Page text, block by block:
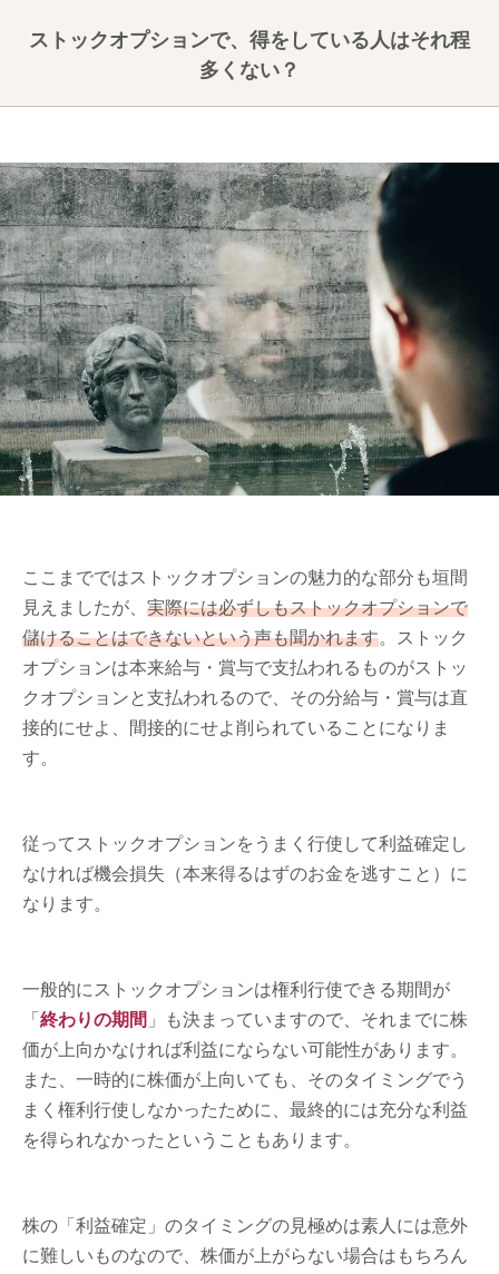
ストックオプションで、得をしている人はそれ程
多くない？
ここまでではストックオプションの魅力的な部分も垣間
見えましたが、 実際には必ずしもストックオプションで
儲けることはできないという声も聞かれます。ストック
オプションは本来給与・賞与で支払われるものがストッ
クオプションと支払われるので、その分給与・賞与は直
接的にせよ、間接的にせよ削られていることになりま
す。
従ってストックオプションをうまく行使して利益確定し
なければ機会損失（本来得るはずのお金を逃すこと）に
なります。
一般的にストックオプションは権利行使できる期間が
「 終わりの期間 」も決まっていますので、それまでに株
価が上向かなければ利益にならない可能性があります。
また、一時的に株価が上向いても、そのタイミングでう
まく権利行使しなかったために、最終的には充分な利益
を得られなかったということもあります。
株の「利益確定」のタイミングの見極めは素人には意外
に難しいものなので、株価が上がらない場合はもちろん